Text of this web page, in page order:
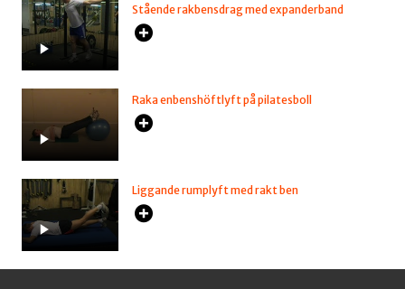
Stående rakbensdrag med expanderband
Raka enbenshöftlyft på pilatesboll
Liggande rumplyft med rakt ben